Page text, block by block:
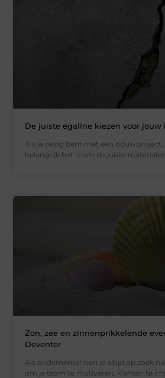
De juiste egaline kiezen voor jouw
Als je bezig bent met een bouwproject,
belangrijk het is om de juiste
Zon, zee en zinnenprikkelende
Deventer
Als ondernemer ben je altijd op zoek
om je team te motiveren, klanten te